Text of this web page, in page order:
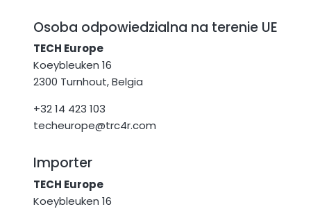
Osoba odpowiedzialna na terenie UE
TECH Europe
Koeybleuken 16
2300 Turnhout, Belgia
+32 14 423 103
techeurope@trc4r.com
Importer
TECH Europe
Koeybleuken 16